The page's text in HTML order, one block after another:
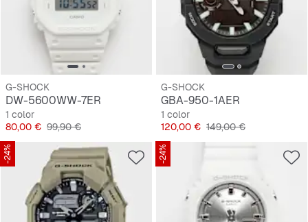
G-SHOCK
DW-5600WW-7ER
1 color
Precio
80,00 € Precio original
99,90 €
G-SHOCK
GBA-950-1AER
1 color
Precio
120,00 € Precio original
149,00 €
-24% -24%